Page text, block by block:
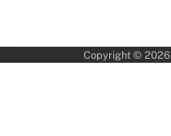
Copyright © 2026